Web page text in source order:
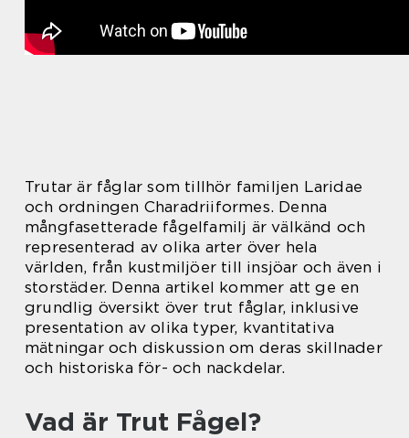
Trutar är fåglar som tillhör familjen Laridae
och ordningen Charadriiformes. Denna
mångfasetterade fågelfamilj är välkänd och
representerad av olika arter över hela
världen, från kustmiljöer till insjöar och även i
storstäder. Denna artikel kommer att ge en
grundlig översikt över trut fåglar, inklusive
presentation av olika typer, kvantitativa
mätningar och diskussion om deras skillnader
och historiska för- och nackdelar.
Vad är Trut Fågel?